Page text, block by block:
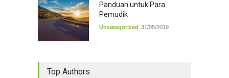
Panduan untuk Para
Pemudik
Uncategorized 31/05/2019
Top Authors